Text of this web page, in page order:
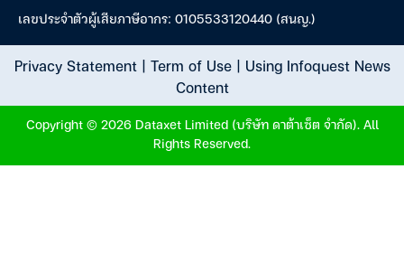
เลขประจำตัวผู้เสียภาษีอากร: 0105533120440 (สนญ.)
Privacy Statement| Term of Use| Using Infoquest News
Content
Copyright © 2026 Dataxet Limited (บริษัท ดาต้าเซ็ต จำกัด). All
Rights Reserved.